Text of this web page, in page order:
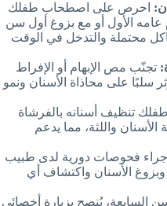
احرص على اصطحاب طفلك
عامه الأول أو مع بزوغ أول سن
محتملة والتدخل في الوقت
تجنّب مص الإبهام أو الإفراط
سلبًا على محاذاة الأسنان ونمو
تنظيف أسنانه بالفرشاة
واللثة، مما يدعم
فحوصات دورية لدى طبيب
وبزوغ الأسنان واكتشاف أي
السابعة، يُنصح بزيارة أخصائي